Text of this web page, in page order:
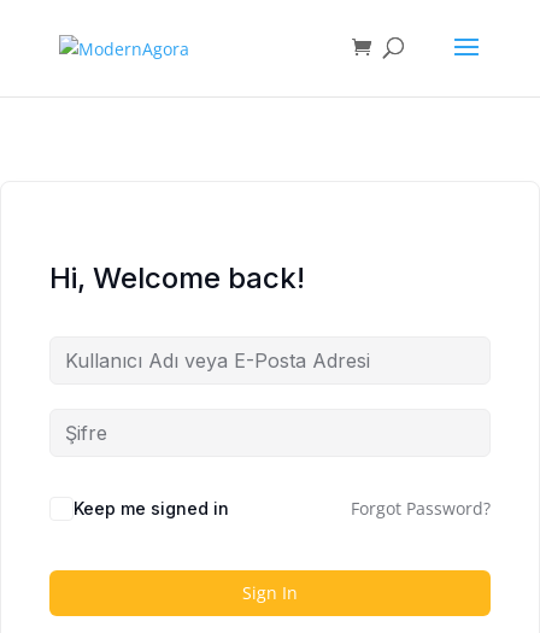
Hi, Welcome back!
Keep me signed in Forgot Password?
Sign In